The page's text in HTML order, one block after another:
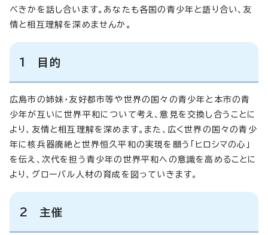
べきかを話し合います。あなたも各国の青少年と語り合い、友
情と相互理解を深めませんか。
1 目的
広島市の姉妹・友好都市等や世界の国々の青少年と本市の青
少年が互いに世界平和について考え、意見を交換し合うことに
より、友情と相互理解を深めます。また、広く世界の国々の青少
年に核兵器廃絶と世界恒久平和の実現を願う「ヒロシマの心」
を伝え、次代を担う青少年の世界平和への意識を高めることに
より、グローバル人材の育成を図っていきます。
2 主催